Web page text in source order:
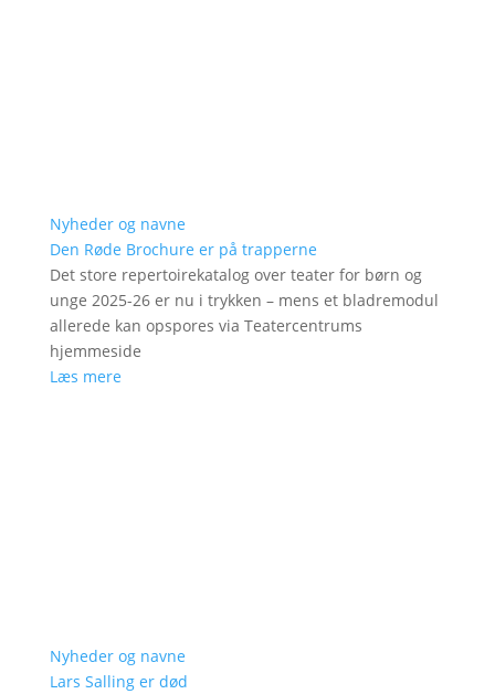
Nyheder og navne
Den Røde Brochure er på trapperne
Det store repertoirekatalog over teater for børn og
unge 2025-26 er nu i trykken – mens et bladremodul
allerede kan opspores via Teatercentrums
hjemmeside
Læs mere
Nyheder og navne
Lars Salling er død